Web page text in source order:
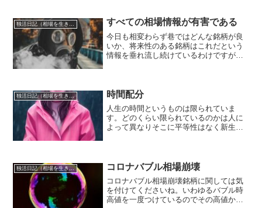
父母、子、孫、曾孫と多様...
すべての相場情報が有害である
今日も相変わらず巷ではどんな銘柄が良
いか、将来性のある銘柄はこれだという
情報を垂れ流し続けているわけですが、
が、全くお構いなしで長年...
独活日記（相場を生き抜くために） 時間配分
人生の時間というものは限られていま
す。どのくらい限られているのかは人に
よって異なりそこに平等性はなく新生児
しかしいずれにせよ間違...
独活日記（相場を生き抜くために） コロナバブル相場崩壊
コロナバブル相場崩壊銘柄に関しては気
を付けてくださいね。いわゆるバブル時
高値を一度つけているのでその高値から